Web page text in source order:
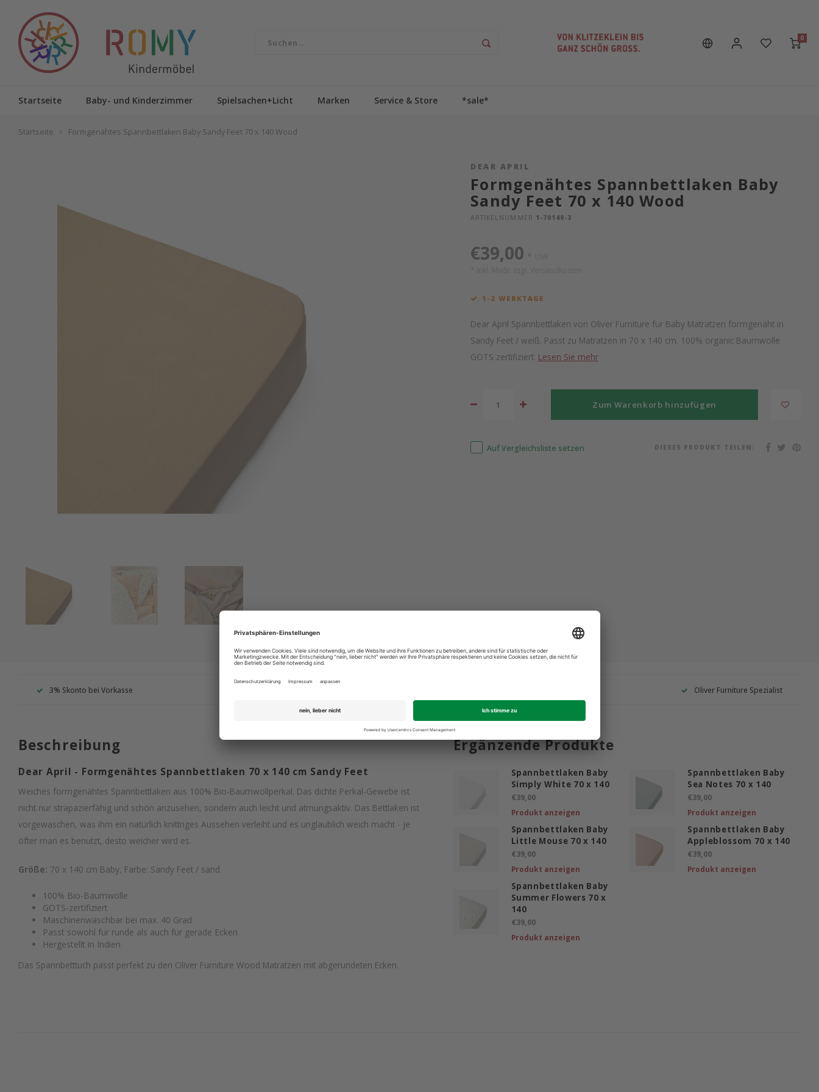
0
Startseite Baby- und Kinderzimmer Spielsachen+Licht Marken Service & Store *sale*
Startseite Formgenähtes Spannbettlaken Baby Sandy Feet 70 x 140 Wood
DEAR APRIL
Formgenähtes Spannbettlaken Baby
Sandy Feet 70 x 140 Wood
ARTIKELNUMMER 1-70140-3
€39,00
1-2 WERKTAGE
Dear April Spannbettlaken von Oliver Furniture für Baby Matratzen formgenäht in
Sandy Feet / weiß. Passt zu Matratzen in 70 x 140 cm. 100% organic Baumwolle
GOTS zertifiziert. Lesen Sie mehr
Zum Warenkorb hinzufügen
Auf Vergleichsliste setzen DIESES PRODUKT TEILEN:
3% Skonto bei Vorkasse Oliver Furniture Spezialist
Beschreibung
Dear April - Formgenähtes Spannbettlaken 70 x 140 cm Sandy Feet
Weiches formgenähtes Spannbettlaken aus 100% Bio-Baumwollperkal. Das dichte Perkal-Gewebe ist
nicht nur strapazierfähig und schön anzusehen, sondern auch leicht und atmungsaktiv. Das Bettlaken ist
vorgewaschen, was ihm ein natürlich knittriges Aussehen verleiht und es unglaublich weich macht - je
öfter man es benutzt, desto weicher wird es.
Größe: 70 x 140 cm Baby, Farbe: Sandy Feet / sand
100% Bio-Baumwolle
GOTS-zertifiziert
Maschinenwaschbar bei max. 40 Grad
Passt sowohl für runde als auch für gerade Ecken
Hergestellt in Indien
Das Spannbetttuch passt perfekt zu den Oliver Furniture Wood Matratzen mit abgerundeten Ecken.
Ergänzende Produkte
Spannbettlaken Baby
Simply White 70 x 140
€39,00
Produkt anzeigen
Spannbettlaken Baby
Sea Notes 70 x 140
€39,00
Produkt anzeigen
Spannbettlaken Baby
Little Mouse 70 x 140
€39,00
Produkt anzeigen
Spannbettlaken Baby
Appleblossom 70 x 140
€39,00
Produkt anzeigen
Spannbettlaken Baby
Summer Flowers 70 x
140
€39,00
Produkt anzeigen